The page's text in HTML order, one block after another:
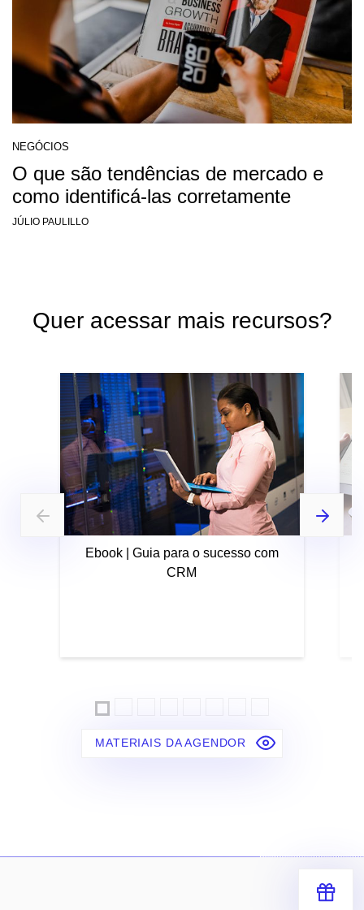
NEGÓCIOS
O que são tendências de mercado e
como identificá-las corretamente
JÚLIO PAULILLO
Quer acessar mais recursos?
Ebook | Guia para o sucesso com
CRM
MATERIAIS DA AGENDOR